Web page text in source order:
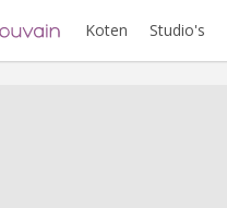
Koten Studio's